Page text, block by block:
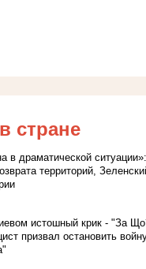
стране
в драматической
территорий,
истошный крик - "За
призвал остановить